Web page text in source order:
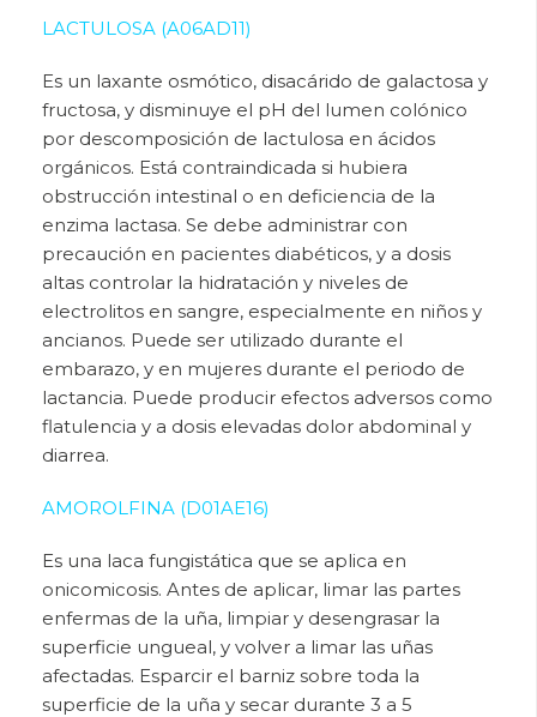
LACTULOSA (A06AD11)
Es un laxante osmótico, disacárido de galactosa y
fructosa, y disminuye el pH del lumen colónico
por descomposición de lactulosa en ácidos
orgánicos. Está contraindicada si hubiera
obstrucción intestinal o en deficiencia de la
enzima lactasa. Se debe administrar con
precaución en pacientes diabéticos, y a dosis
altas controlar la hidratación y niveles de
electrolitos en sangre, especialmente en niños y
ancianos. Puede ser utilizado durante el
embarazo, y en mujeres durante el periodo de
lactancia. Puede producir efectos adversos como
flatulencia y a dosis elevadas dolor abdominal y
diarrea.
AMOROLFINA (D01AE16)
Es una laca fungistática que se aplica en
onicomicosis. Antes de aplicar, limar las partes
enfermas de la uña, limpiar y desengrasar la
superficie ungueal, y volver a limar las uñas
afectadas. Esparcir el barniz sobre toda la
superficie de la uña y secar durante 3 a 5